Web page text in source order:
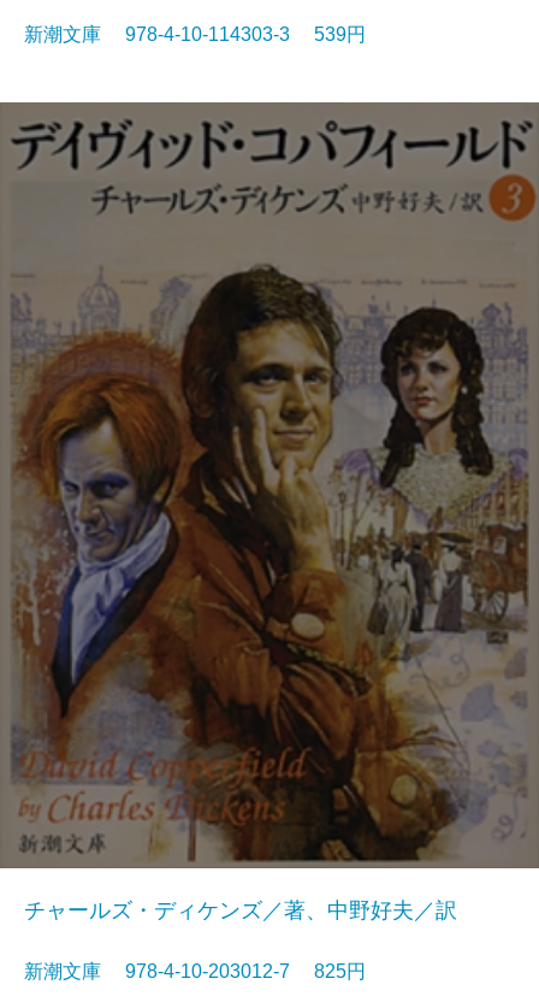
新潮文庫 978-4-10-114303-3 539円
チャールズ・ディケンズ／著、中野好夫／訳
新潮文庫 978-4-10-203012-7 825円